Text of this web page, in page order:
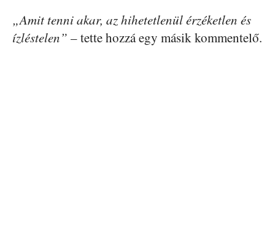
„Amit tenni akar, az hihetetlenül érzéketlen és
ízléstelen” – tette hozzá egy másik kommentelő.